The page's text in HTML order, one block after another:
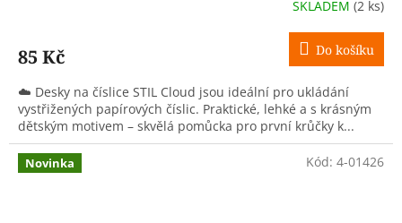
SKLADEM (2 ks)
85 Kč Do košíku
☁️ Desky na číslice STIL Cloud jsou ideální pro ukládání
vystřižených papírových číslic. Praktické, lehké a s krásným
dětským motivem – skvělá pomůcka pro první krůčky k...
Novinka Kód: 4-01426